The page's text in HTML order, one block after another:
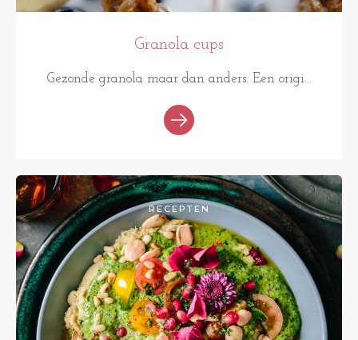
Granola cups
Gezonde granola maar dan anders. Een origi...
RECEPTEN